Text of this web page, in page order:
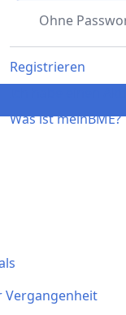
Ohne
Registrieren
Was ist meinBME?
Vergangenheit